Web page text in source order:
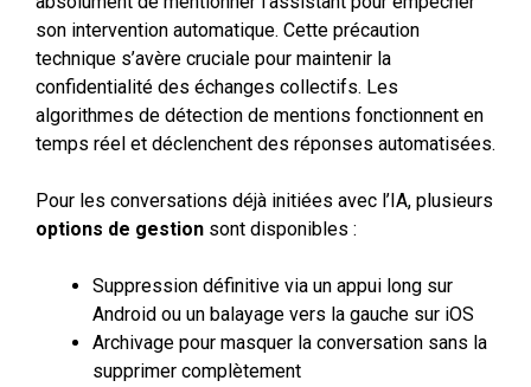
son intervention automatique. Cette précaution
technique s’avère cruciale pour maintenir la
confidentialité des échanges collectifs. Les
algorithmes de détection de mentions fonctionnent en
temps réel et déclenchent des réponses automatisées.
Pour les conversations déjà initiées avec l’IA, plusieurs
options de gestion sont disponibles :
Suppression définitive via un appui long sur
Android ou un balayage vers la gauche sur iOS
Archivage pour masquer la conversation sans la
supprimer complètement